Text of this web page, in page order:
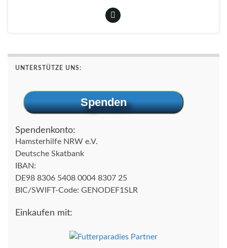
UNTERSTÜTZE UNS:
Spenden
Spendenkonto:
Hamsterhilfe NRW e.V.
Deutsche Skatbank
IBAN:
DE98 8306 5408 0004 8307 25
BIC/SWIFT-Code: GENODEF1SLR
Einkaufen mit: